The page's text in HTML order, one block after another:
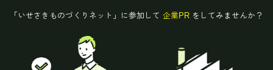
「いせさきものづくりネット」に参加して 企業PR をしてみませんか？